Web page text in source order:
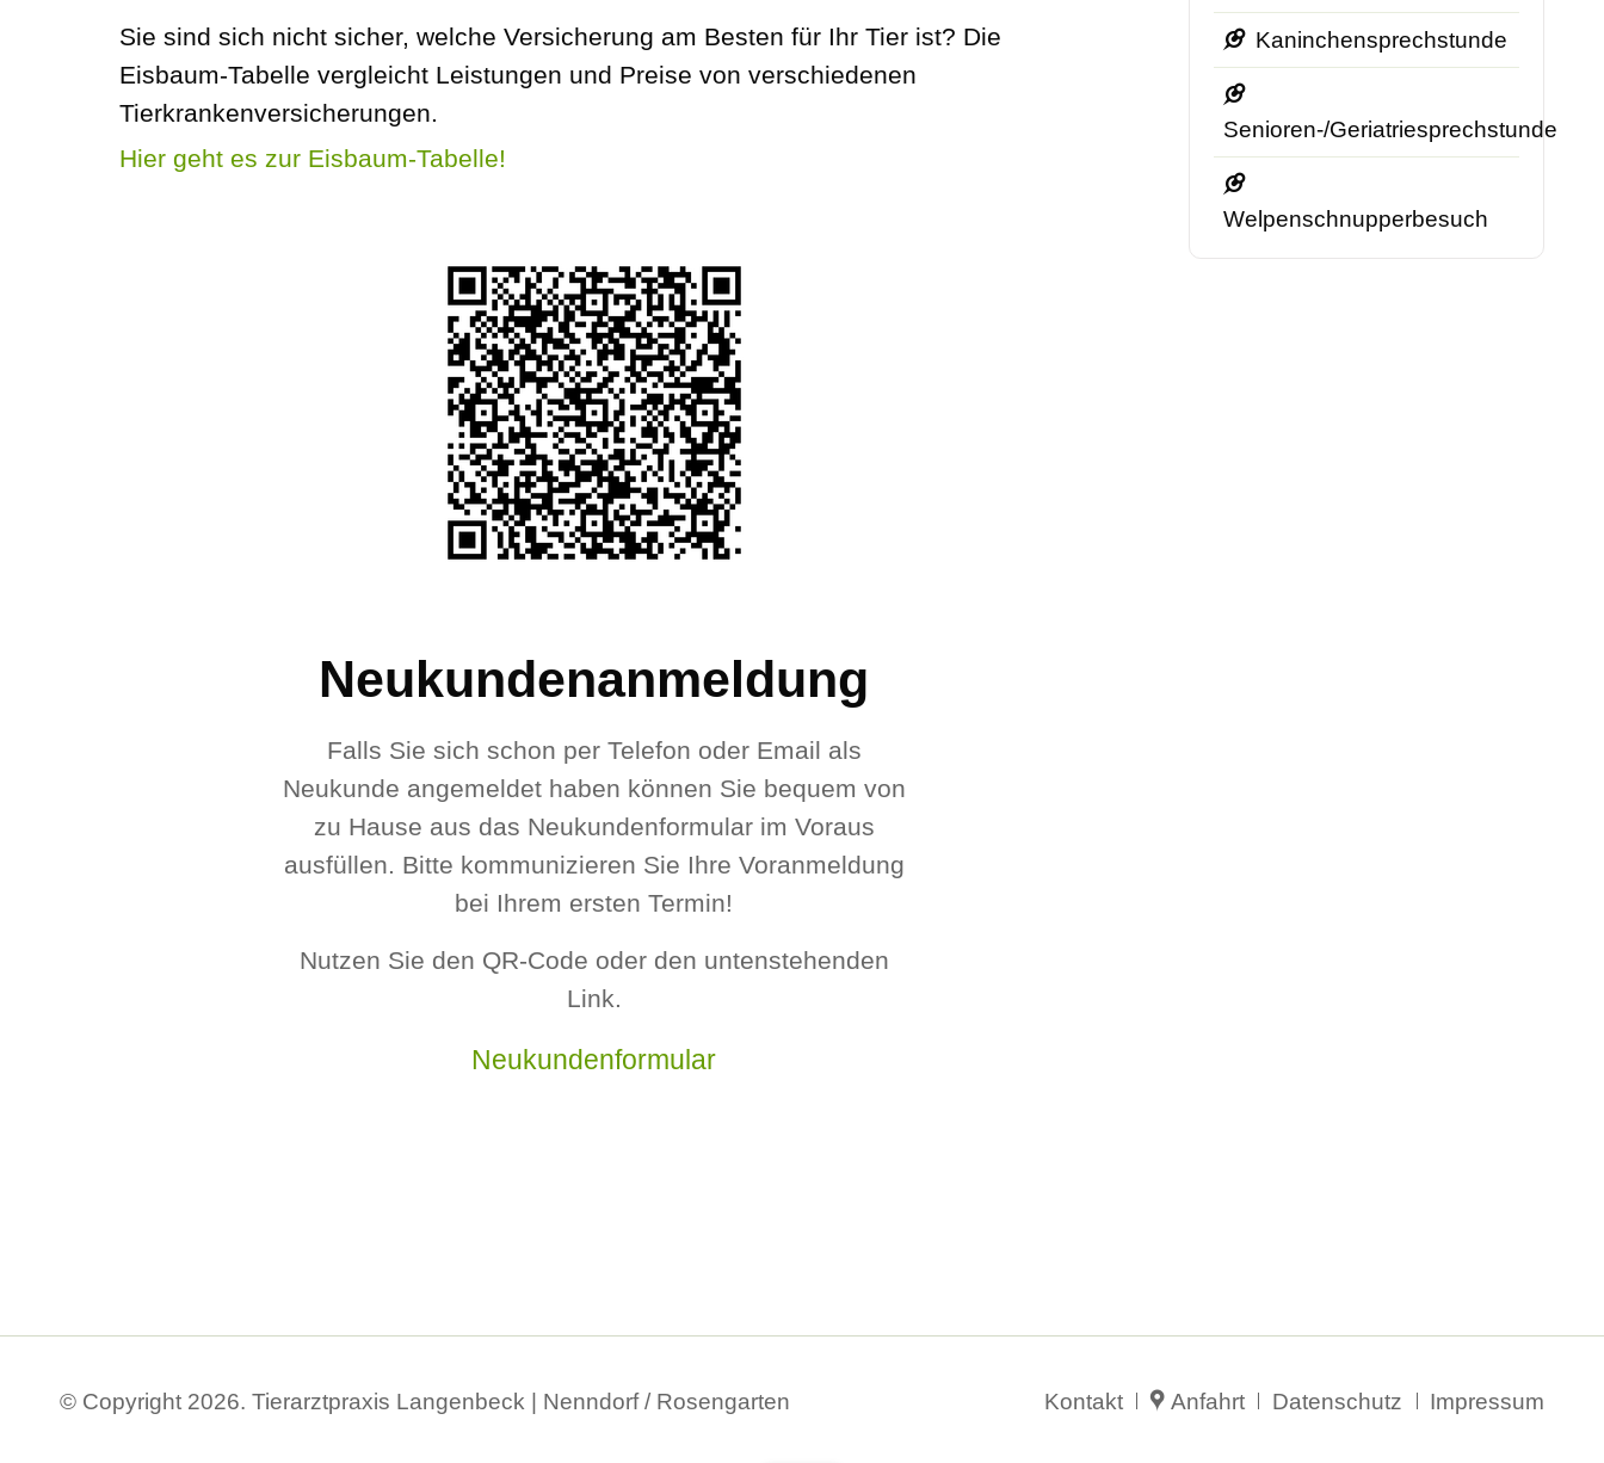
Sie sind sich nicht sicher, welche Versicherung am Besten für Ihr Tier ist? Die
Eisbaum-Tabelle vergleicht Leistungen und Preise von verschiedenen
Tierkrankenversicherungen.
Hier geht es zur Eisbaum-Tabelle!
Neukundenanmeldung
Falls Sie sich schon per Telefon oder Email als
Neukunde angemeldet haben können Sie bequem von
zu Hause aus das Neukundenformular im Voraus
ausfüllen. Bitte kommunizieren Sie Ihre Voranmeldung
bei Ihrem ersten Termin!
Nutzen Sie den QR-Code oder den untenstehenden
Link.
Neukundenformular
Kaninchensprechstunde
Senioren-/Geriatriesprechstunde
Welpenschnupperbesuch
© Copyright 2026. Tierarztpraxis Langenbeck | Nenndorf / Rosengarten
Navigation
Kontakt Anfahrt Datenschutz Impressum